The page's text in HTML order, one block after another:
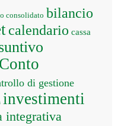
consolidato bilancio
calendario cassa
Conto
di gestione
investimenti
integrativa